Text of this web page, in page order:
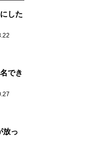
した
でき
放っ